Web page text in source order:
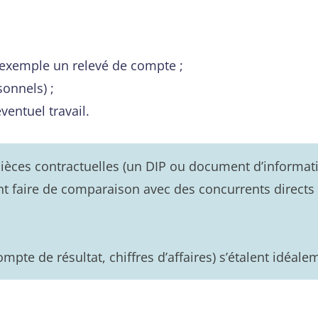
un relevé de compte ;
;
travail.
contractuelles (un DIP ou document
faire de comparaison avec des concurrents
de résultat, chiffres d’affaires) s’étalent